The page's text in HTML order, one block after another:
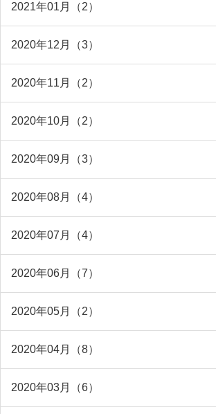
2021年01月（2）
2020年12月（3）
2020年11月（2）
2020年10月（2）
2020年09月（3）
2020年08月（4）
2020年07月（4）
2020年06月（7）
2020年05月（2）
2020年04月（8）
2020年03月（6）